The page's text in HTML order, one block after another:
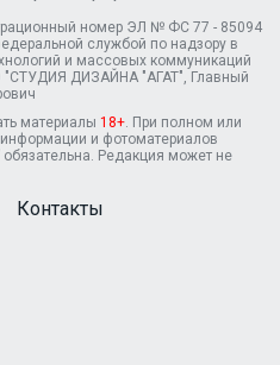
номер ЭЛ № ФС 77 - 85094
службой по надзору в
и массовых коммуникаций
"СТУДИЯ ДИЗАЙНА "АГАТ", Главный
материалы 18+ . При полном или
и фотоматериалов
Редакция может не
Контакты